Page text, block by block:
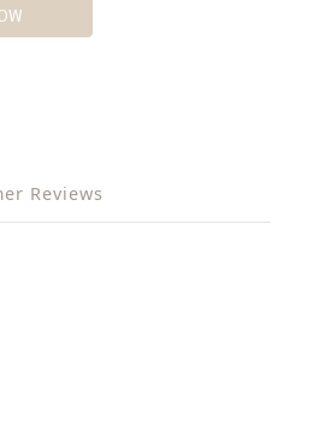
Reviews